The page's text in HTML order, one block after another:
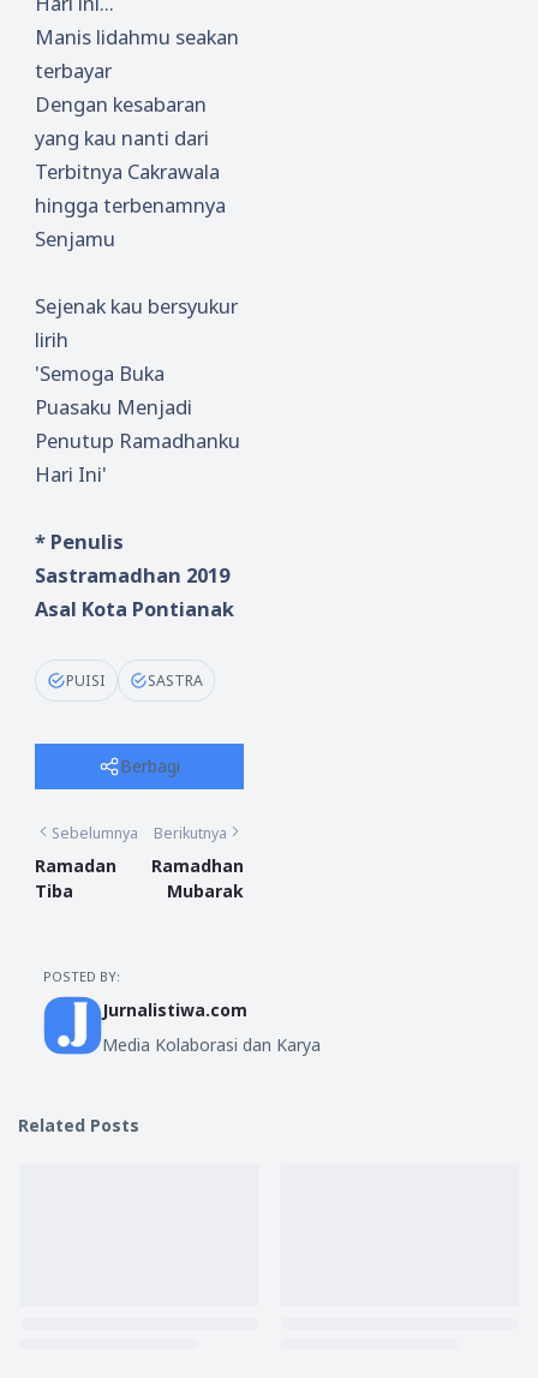
Manis lidahmu seakan
terbayar
Dengan kesabaran
yang kau nanti dari
Terbitnya Cakrawala
hingga terbenamnya
Senjamu
Sejenak kau bersyukur
lirih
'Semoga Buka
Puasaku Menjadi
Penutup Ramadhanku
Hari Ini'
* Penulis
Sastramadhan 2019
Asal Kota Pontianak
PUISI SASTRA
Berbagi
Sebelumnya
Ramadan
Tiba
Berikutnya
Ramadhan
Mubarak
POSTED BY:
Jurnalistiwa.com
Media Kolaborasi dan Karya
Related Posts